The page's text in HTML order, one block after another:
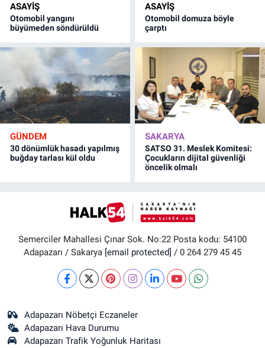
ASAYİŞ
Otomobil yangını
büyümeden söndürüldü
ASAYİŞ
Otomobil domuza böyle
çarptı
GÜNDEM
30 dönümlük hasadı yapılmış
buğday tarlası kül oldu
SAKARYA
SATSO 31. Meslek Komitesi:
Çocukların dijital güvenliği
öncelik olmalı
Semerciler Mahallesi Çınar Sok. No:22 Posta kodu: 54100
Adapazarı / Sakarya [email protected] / 0 264 279 45 45
Adapazarı Nöbetçi Eczaneler
Adapazarı Hava Durumu
Adapazarı Trafik Yoğunluk Haritası